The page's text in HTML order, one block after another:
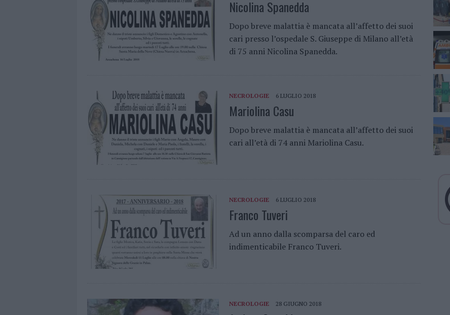
Nicolina Spanedda
Dopo breve malattia è mancata all’affetto dei suoi
cari presso l’ospedale S. Giuseppe di Milano all’età
di 75 anni Nicolina Spanedda.
NECROLOGIE 6 LUGLIO 2018
Mariolina Casu
Dopo breve malattia è mancata all’affetto dei suoi
cari all’età di 74 anni Mariolina Casu.
NECROLOGIE 6 LUGLIO 2018
Franco Tuveri
Ad un anno dalla scomparsa del caro ed
indimenticabile Franco Tuveri.
NECROLOGIE 28 GIUGNO 2018